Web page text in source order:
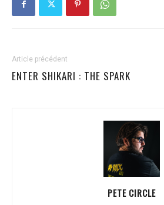
Article précédent
ENTER SHIKARI : THE SPARK
PETE CIRCLE